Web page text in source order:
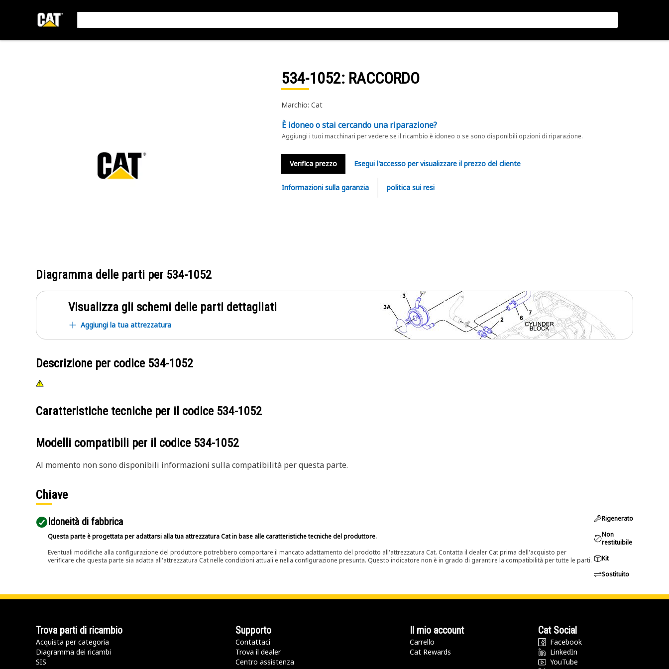
534-1052: RACCORDO
Marchio: Cat
È idoneo o stai cercando una riparazione?
Aggiungi i tuoi macchinari per vedere se il ricambio è idoneo o se sono disponibili opzioni di riparazione.
Verifica prezzo Esegui l'accesso per visualizzare il prezzo del cliente
Informazioni sulla garanzia politica sui resi
Diagramma delle parti per 534-1052
Visualizza gli schemi delle parti dettagliati
Aggiungi la tua attrezzatura
Descrizione per codice 534-1052
Caratteristiche tecniche per il codice 534-1052
Modelli compatibili per il codice 534-1052
Al momento non sono disponibili informazioni sulla compatibilità per questa parte.
Chiave
Idoneità di fabbrica
Questa parte è progettata per adattarsi alla tua attrezzatura Cat in base alle caratteristiche tecniche del produttore.
Eventuali modifiche alla configurazione del produttore potrebbero comportare il mancato adattamento del prodotto all'attrezzatura Cat. Contatta il dealer Cat prima dell'acquisto per
verificare che questa parte sia adatta all'attrezzatura Cat nelle condizioni attuali e nella configurazione presunta. Questo indicatore non è in grado di garantire la compatibilità per tutte le parti.
Rigenerato
Non
restituibile
Kit
Sostituito
Trova parti di ricambio
Acquista per categoria
Diagramma dei ricambi
SIS
Supporto
Contattaci
Trova il dealer
Centro assistenza
Il mio account
Carrello
Cat Rewards
Cat Social
Facebook
LinkedIn
YouTube